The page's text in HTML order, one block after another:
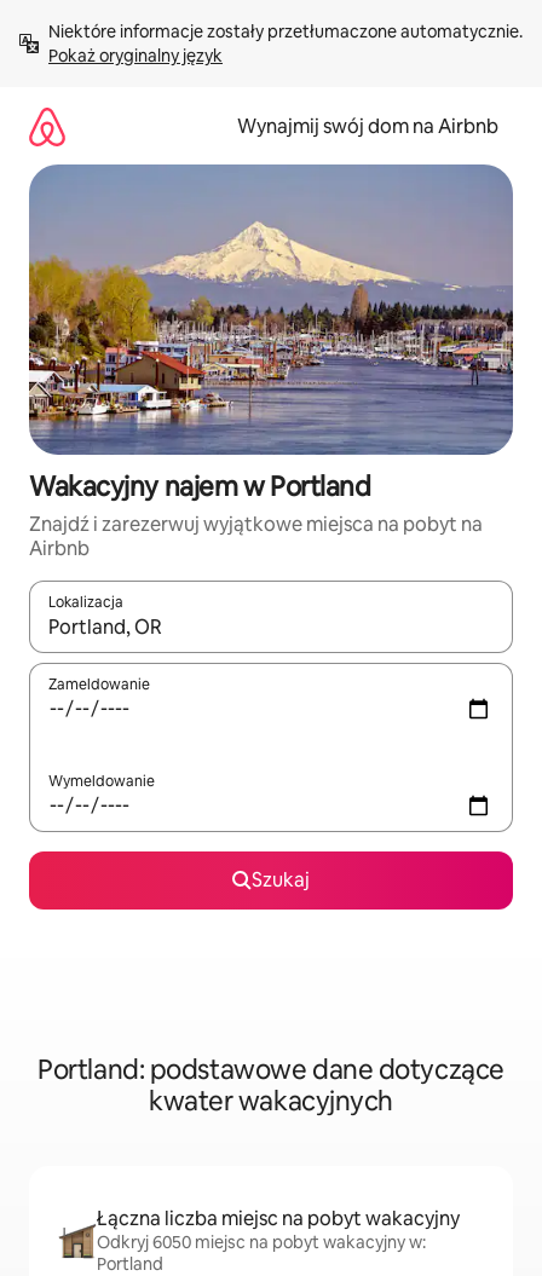
treści Pokaż oryginalny język
Wynajmij swój dom na Airbnb
Wakacyjny najem w Portland
Znajdź i zarezerwuj wyjątkowe miejsca na pobyt na
Airbnb
Lokalizacja
Gdy wyniki będą dostępne, możesz poruszać się po nich za
Zameldowanie
Wymeldowanie
Szukaj
Portland: podstawowe dane dotyczące
kwater wakacyjnych
Łączna liczba miejsc na pobyt wakacyjny
Odkryj 6050 miejsc na pobyt wakacyjny w:
Portland